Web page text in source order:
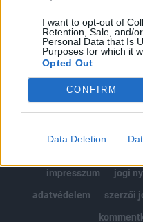
I want to opt-out of
Retention, Sale, and/
Personal Data that Is
Purposes for which it
Opted Out
CONFIRM
Data Deletion
MÁR ELŐFIZETŐNK
impresszum
jogi
adatvédelem
szerzői